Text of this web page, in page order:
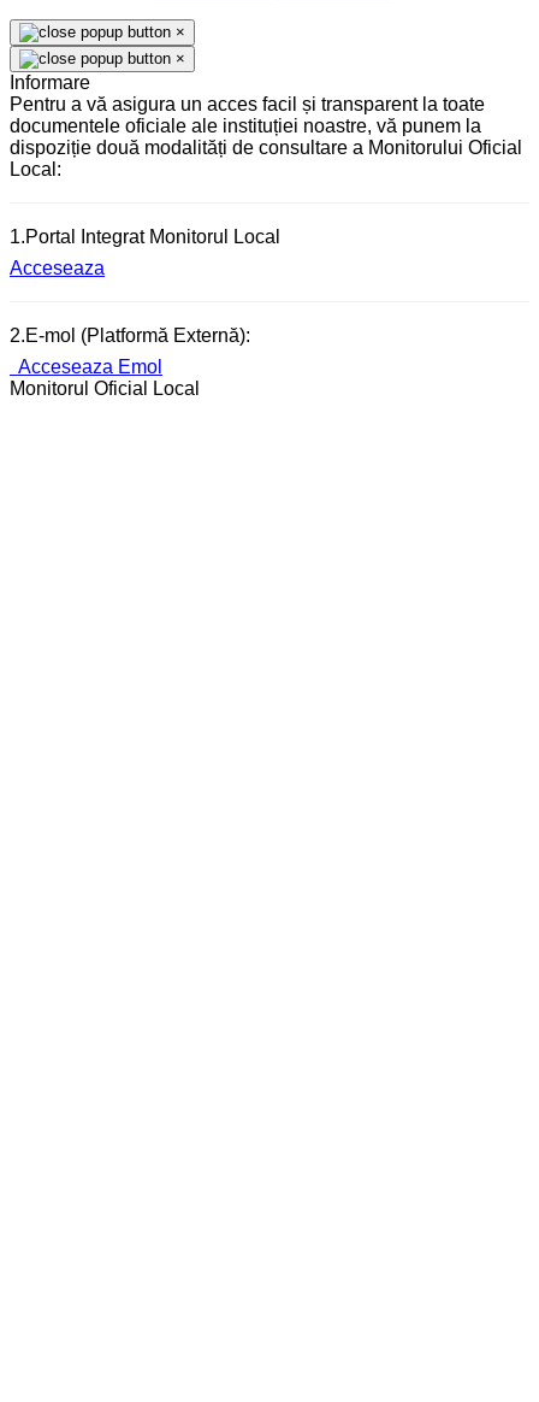
×
×
Informare
Pentru a vă asigura un acces facil și transparent la toate
documentele oficiale ale instituției noastre, vă punem la
dispoziție două modalități de consultare a Monitorului Oficial
Local:
1.Portal Integrat Monitorul Local
Acceseaza
2.E-mol (Platformă Externă):
Acceseaza Emol
Monitorul Oficial Local